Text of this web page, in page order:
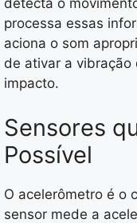
detecta o
processa essas
aciona o som
de ativar a vibração
impacto.
Sensores
Possível
O acelerômetro é o
sensor mede a